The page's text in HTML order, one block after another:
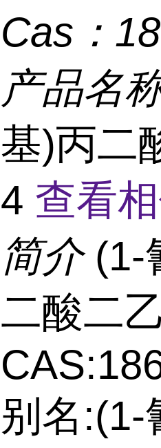
Cas：
产品名
基)丙二
4 查看
简介 (1-
二酸二
别名:(1-